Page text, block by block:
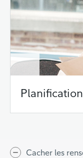
Cacher les